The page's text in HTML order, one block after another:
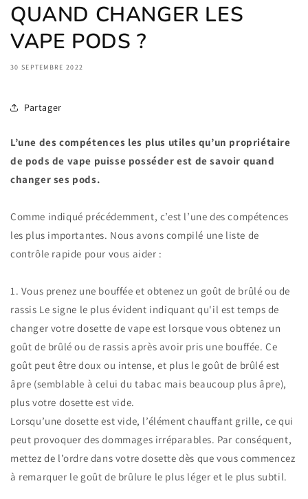
QUAND CHANGER LES
VAPE PODS ?
30 SEPTEMBRE 2022
Partager
L’une des compétences les plus utiles qu’un propriétaire
de pods de vape puisse posséder est de savoir quand
changer ses pods.
Comme indiqué précédemment, c’est l’une des compétences
les plus importantes. Nous avons compilé une liste de
contrôle rapide pour vous aider :
1. Vous prenez une bouffée et obtenez un goût de brûlé ou de
rassis Le signe le plus évident indiquant qu'il est temps de
changer votre dosette de vape est lorsque vous obtenez un
goût de brûlé ou de rassis après avoir pris une bouffée. Ce
goût peut être doux ou intense, et plus le goût de brûlé est
âpre (semblable à celui du tabac mais beaucoup plus âpre),
plus votre dosette est vide.
Lorsqu’une dosette est vide, l’élément chauffant grille, ce qui
peut provoquer des dommages irréparables. Par conséquent,
mettez de l’ordre dans votre dosette dès que vous commencez
à remarquer le goût de brûlure le plus léger et le plus subtil.